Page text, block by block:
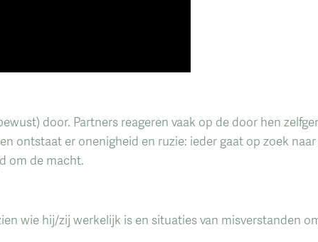
door. Partners reageren vaak op de door hen
ontstaat er onenigheid en ruzie: ieder gaat op zoek
om de macht.
wie hij/zij werkelijk is en situaties van misverstanden